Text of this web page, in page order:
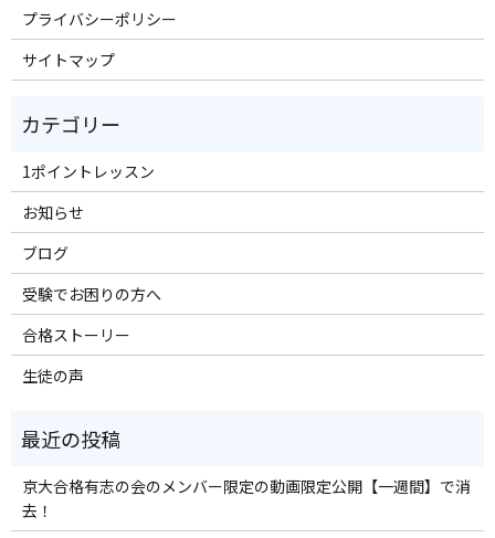
プライバシーポリシー
サイトマップ
1ポイントレッスン
お知らせ
ブログ
受験でお困りの方へ
合格ストーリー
生徒の声
京大合格有志の会のメンバー限定の動画限定公開【一週間】で消
去！